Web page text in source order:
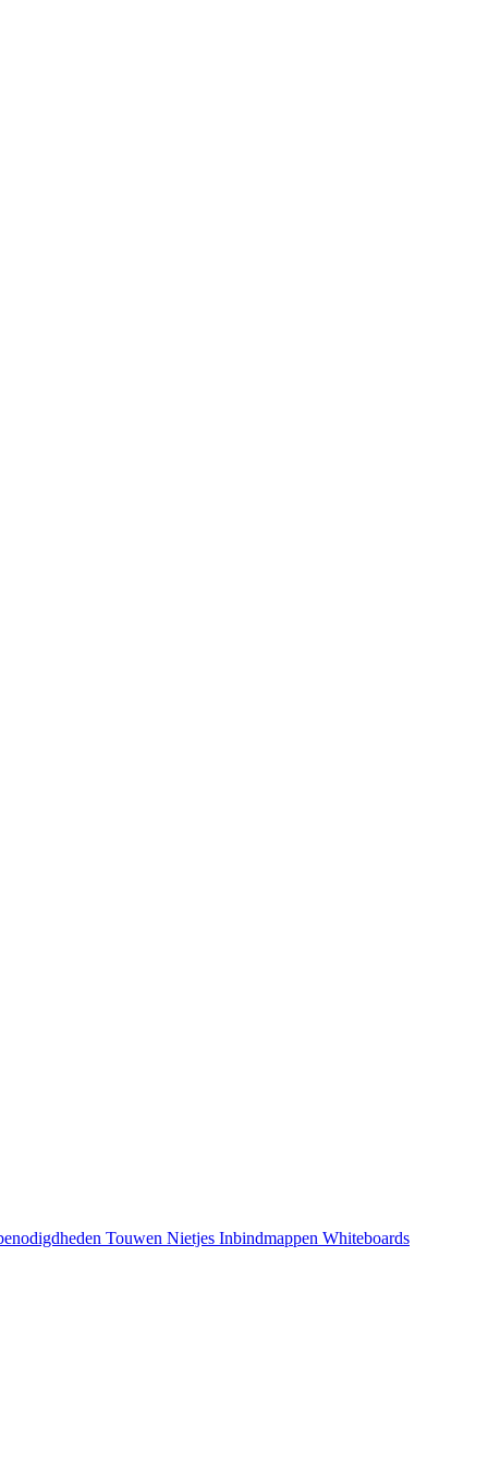
Touwen Nietjes Inbindmappen Whiteboards